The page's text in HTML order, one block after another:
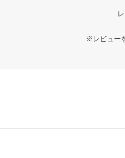
※レビュー